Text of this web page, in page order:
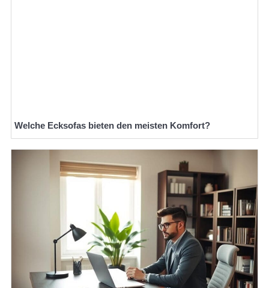
Welche Ecksofas bieten den meisten Komfort?